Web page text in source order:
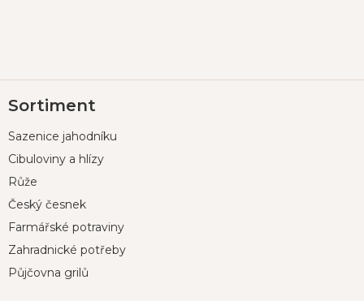
á
a
Sortiment
Sazenice jahodníku
Cibuloviny a hlízy
Růže
Český česnek
Farmářské potraviny
Zahradnické potřeby
Půjčovna grilů